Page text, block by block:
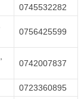
0745532282
0756425599
0742007837
0723360895